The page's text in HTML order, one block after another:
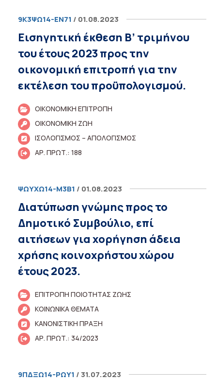
9Κ3ΨΩ14-ΕΝ71 / 01.08.2023
Εισηγητική έκθεση Β’ τριμήνου
του έτους 2023 προς την
οικονομική επιτροπή για την
εκτέλεση του προϋπολογισμού.
ΟΙΚΟΝΟΜΙΚΗ ΕΠΙΤΡΟΠΗ
ΟΙΚΟΝΟΜΙΚΗ ΖΩΗ
ΙΣΟΛΟΓΙΣΜΟΣ – ΑΠΟΛΟΓΙΣΜΟΣ
ΑΡ. ΠΡΩΤ.: 188
ΨΩΥΧΩ14-Μ3Β1 / 01.08.2023
Διατύπωση γνώμης προς το
Δημοτικό Συμβούλιο, επί
αιτήσεων για χορήγηση άδεια
χρήσης κοινοχρήστου χώρου
έτους 2023.
ΕΠΙΤΡΟΠΗ ΠΟΙΟΤΗΤΑΣ ΖΩΗΣ
ΚΟΙΝΩΝΙΚΑ ΘΕΜΑΤΑ
ΚΑΝΟΝΙΣΤΙΚΗ ΠΡΑΞΗ
ΑΡ. ΠΡΩΤ.: 34/2023
9ΠΔΞΩ14-ΡΩΥ1 / 31.07.2023